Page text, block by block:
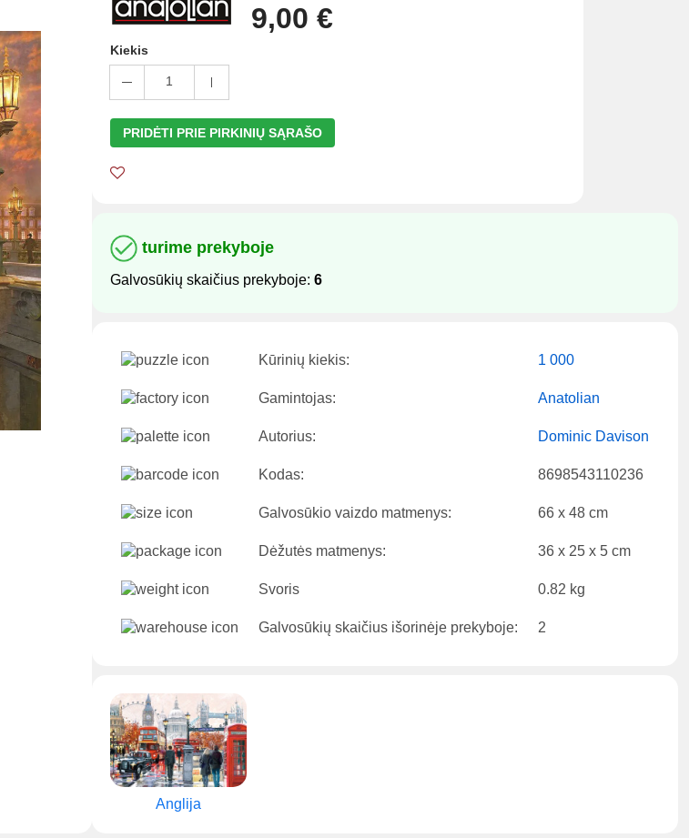
9,00 €
Kiekis
1
PRIDĖTI PRIE PIRKINIŲ SĄRAŠO
turime prekyboje
Galvosūkių skaičius prekyboje: 6
Kūrinių kiekis: 1 000
Gamintojas: Anatolian
Autorius: Dominic Davison
Kodas: 8698543110236
Galvosūkio vaizdo matmenys: 66 x 48 cm
Dėžutės matmenys: 36 x 25 x 5 cm
Svoris 0.82 kg
Galvosūkių skaičius išorinėje prekyboje: 2
Anglija